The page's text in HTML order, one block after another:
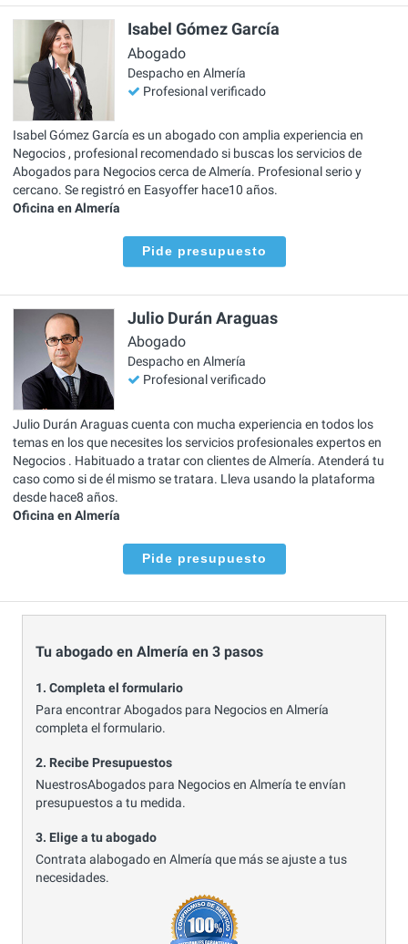
Isabel Gómez García
Abogado
Despacho en Almería
Profesional verificado
Isabel Gómez García es un abogado con amplia experiencia en
Negocios , profesional recomendado si buscas los servicios de
Abogados para Negocios cerca de Almería. Profesional serio y
cercano. Se registró en Easyoffer hace10 años.
Oficina en Almería
Pide presupuesto
Julio Durán Araguas
Abogado
Despacho en Almería
Profesional verificado
Julio Durán Araguas cuenta con mucha experiencia en todos los
temas en los que necesites los servicios profesionales expertos en
Negocios . Habituado a tratar con clientes de Almería. Atenderá tu
caso como si de él mismo se tratara. Lleva usando la plataforma
desde hace8 años.
Oficina en Almería
Pide presupuesto
Tu abogado en Almería en 3 pasos
1. Completa el formulario
Para encontrar Abogados para Negocios en Almería
completa el formulario.
2. Recibe Presupuestos
NuestrosAbogados para Negocios en Almería te envían
presupuestos a tu medida.
3. Elige a tu abogado
Contrata alabogado en Almería que más se ajuste a tus
necesidades.